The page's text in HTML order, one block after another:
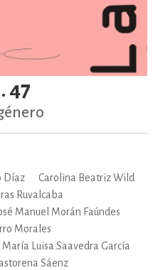
47
Díaz
Carolina Beatriz Wild
Ruvalcaba
Manuel Morán Faúndes
Morales
María Luisa Saavedra García
Sáenz